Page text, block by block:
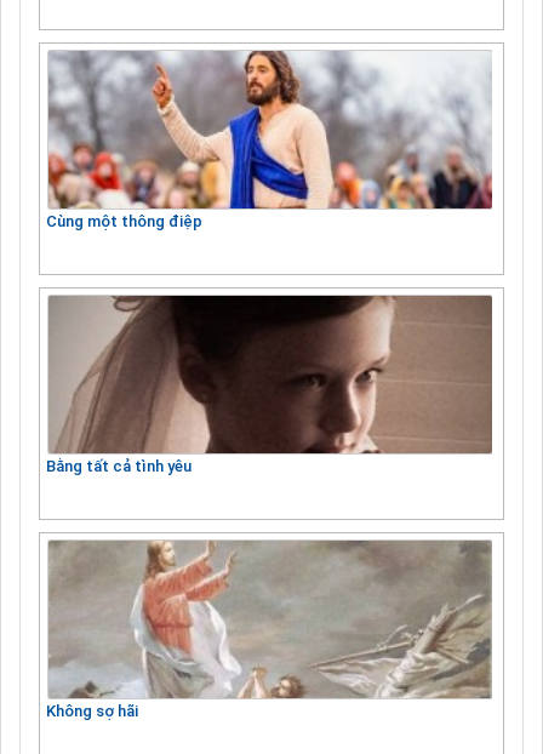
Cùng một thông điệp
Bằng tất cả tình yêu
Không sợ hãi